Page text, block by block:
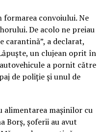
formarea convoiului. Ne
De acolo ne preiau
carantină”, a declarat,
un clujean oprit în
a pornit către
de poliție și unul de
alimentarea mașinilor cu
Borș, șoferii au avut